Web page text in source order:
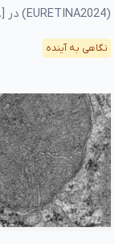
(EURETINA2024) در […]
نگاهی به آینده